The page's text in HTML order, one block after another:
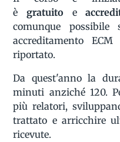
è gratuito e
comunque
accreditamento
riportato.
Da quest'anno la
minuti anziché 120.
più relatori,
trattato e arricchire
ricevute.